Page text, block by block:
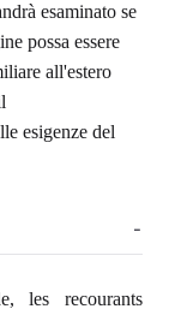
esaminato se
possa essere
all'estero
esigenze del
les recourants